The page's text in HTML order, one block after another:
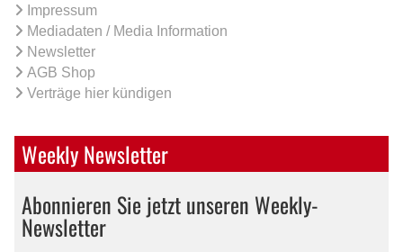
Impressum
Mediadaten / Media Information
Newsletter
AGB Shop
Verträge hier kündigen
Weekly Newsletter
Abonnieren Sie jetzt unseren Weekly-
Newsletter